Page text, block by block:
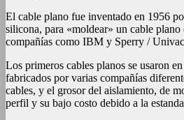
El cable plano fue inventado en 1956
silicona, para «moldear» un cable
compañías como IBM y Sperry /
Los primeros cables planos se usaron
fabricados por varias compañías
cables, y el grosor del aislamiento, de
perfil y su bajo costo debido a la